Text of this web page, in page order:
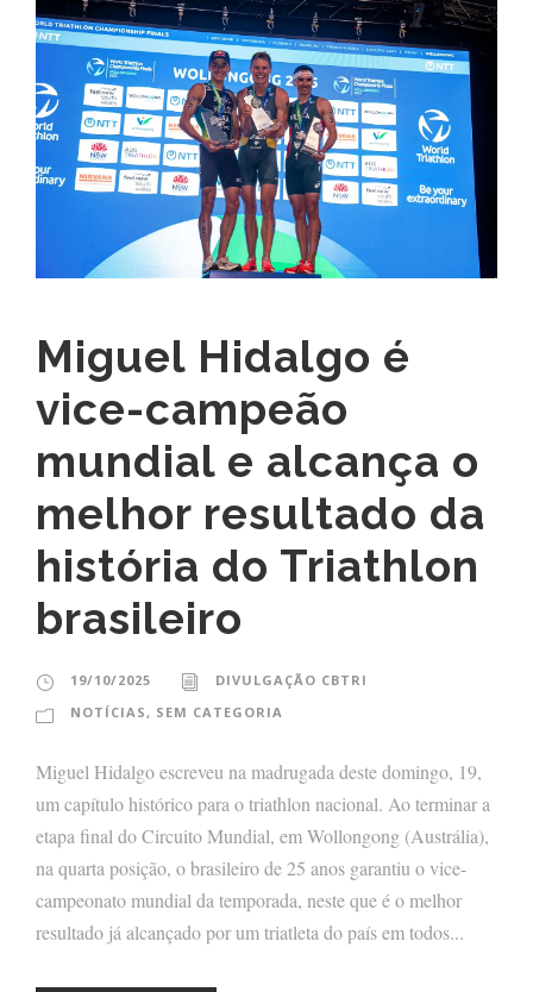
Miguel Hidalgo é
vice-campeão
mundial e alcança o
melhor resultado da
história do Triathlon
brasileiro
19/10/2025
DIVULGAÇÃO CBTRI
NOTÍCIAS, SEM CATEGORIA
Miguel Hidalgo escreveu na madrugada deste domingo, 19,
um capítulo histórico para o triathlon nacional. Ao terminar a
etapa final do Circuito Mundial, em Wollongong (Austrália),
na quarta posição, o brasileiro de 25 anos garantiu o vice-
campeonato mundial da temporada, neste que é o melhor
resultado já alcançado por um triatleta do país em todos...